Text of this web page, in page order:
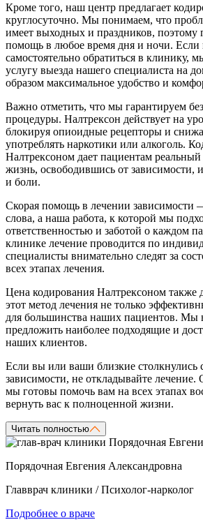
Кроме того, наш центр предлагает
круглосуточно. Мы понимаем, что
имеет выходных и праздников, поэтому
помощь в любое время дня и ночи. Если
самостоятельно обратиться в клинику,
услугу выезда нашего специалиста на
образом максимальное удобство и
Важно отметить, что мы гарантируем
процедуры. Налтрексон действует на
блокируя опиоидные рецепторы и
употреблять наркотики или алкоголь.
Налтрексоном дает пациентам
жизнь, освободившись от зависимости, и
и боли.
Скорая помощь в лечении зависимости
слова, а наша работа, к которой мы
ответственностью и заботой о каждом
клинике лечение проводится по
специалисты внимательно следят за
всех этапах лечения.
Цена кодирования Налтрексоном также
этот метод лечения не только
для большинства наших пациентов. Мы
предложить наиболее подходящие и
наших клиентов.
Если вы или ваши близкие столкнулись
зависимости, не откладывайте
мы готовы помочь вам на всех этапах
вернуть вас к полноценной жизни.
Читать полностью
Порядочная Евгения Александровна
Главврач клиники / Психолог-нарколог
Подробнее о враче